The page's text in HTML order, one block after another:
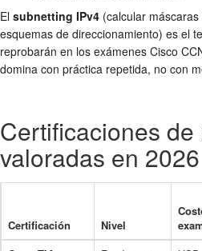
El subnetting IPv4 (calcular
esquemas de direccionamiento) es el
reprobarán en los exámenes Cisco
domina con práctica repetida, no con
Certificaciones
valoradas en 2026
Certificación Nivel